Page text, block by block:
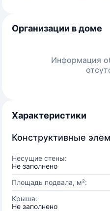
Организации в доме
Информация
Характеристики
Конструктивные
Несущие стены:
Не заполнено
Площадь подвала, м²:
Крыша:
Не заполнено